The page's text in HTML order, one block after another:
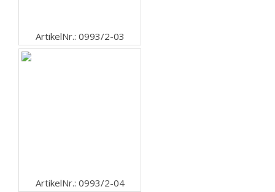
ArtikelNr.: 0993/2-03
ArtikelNr.: 0993/2-04